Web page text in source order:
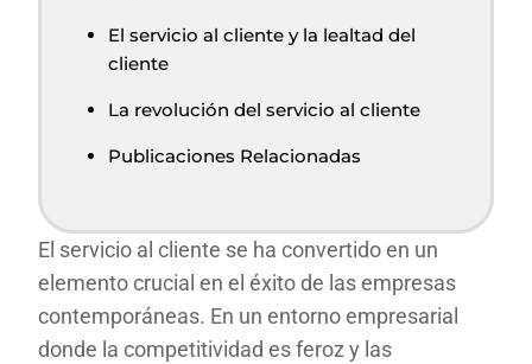
El servicio al cliente y la lealtad del
cliente
La revolución del servicio al cliente
Publicaciones Relacionadas
El servicio al cliente se ha convertido en un
elemento crucial en el éxito de las empresas
contemporáneas. En un entorno empresarial
donde la competitividad es feroz y las